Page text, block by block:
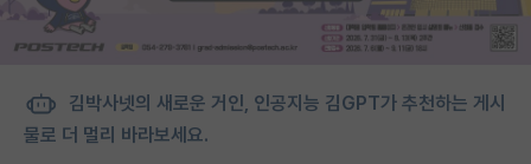
김박사넷의 새로운 거인, 인공지능 김GPT가 추천하는 게시
물로 더 멀리 바라보세요.